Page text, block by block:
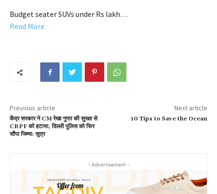
Budget seater SUVs under Rs lakh…
Read More
Previous article
केंद्र सरकार ने CM रेखा गुप्ता की सुरक्षा से
CRPF को हटाया, दिल्ली पुलिस को फिर
सौंपा जिम्मा: सूत्र
Next article
10 Tips to Save the Ocean
- Advertisement -